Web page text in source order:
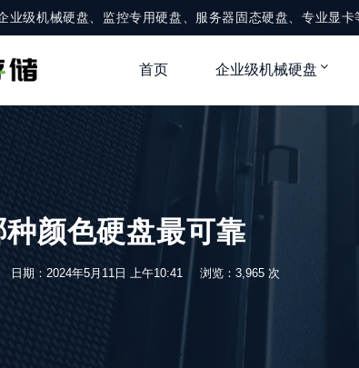
业级机械硬盘、监控专用硬盘、服务器固态硬盘、专业显卡
首页 企业级机械硬盘
颜色硬盘最可靠
日期：2024年5月11日 上午10:41 浏览：3,965 次